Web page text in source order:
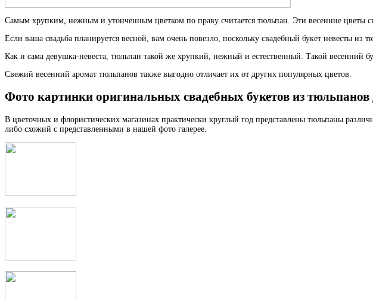
Самым хрупким, нежным и утонченным цветком по праву считается тюльпан. Эти весенние цветы
Если ваша свадьба планируется весной, вам очень повезло, поскольку свадебный букет невесты из
Как и сама девушка-невеста, тюльпан такой же хрупкий, нежный и естественный. Такой весенний
Свежий весенний аромат тюльпанов также выгодно отличает их от других популярных цветов.
Фото картинки оригинальных свадебных букетов из тюльпанов
В цветочных и флористических магазинах практически круглый год представлены тюльпаны
либо схожий с представленными в нашей фото галерее.